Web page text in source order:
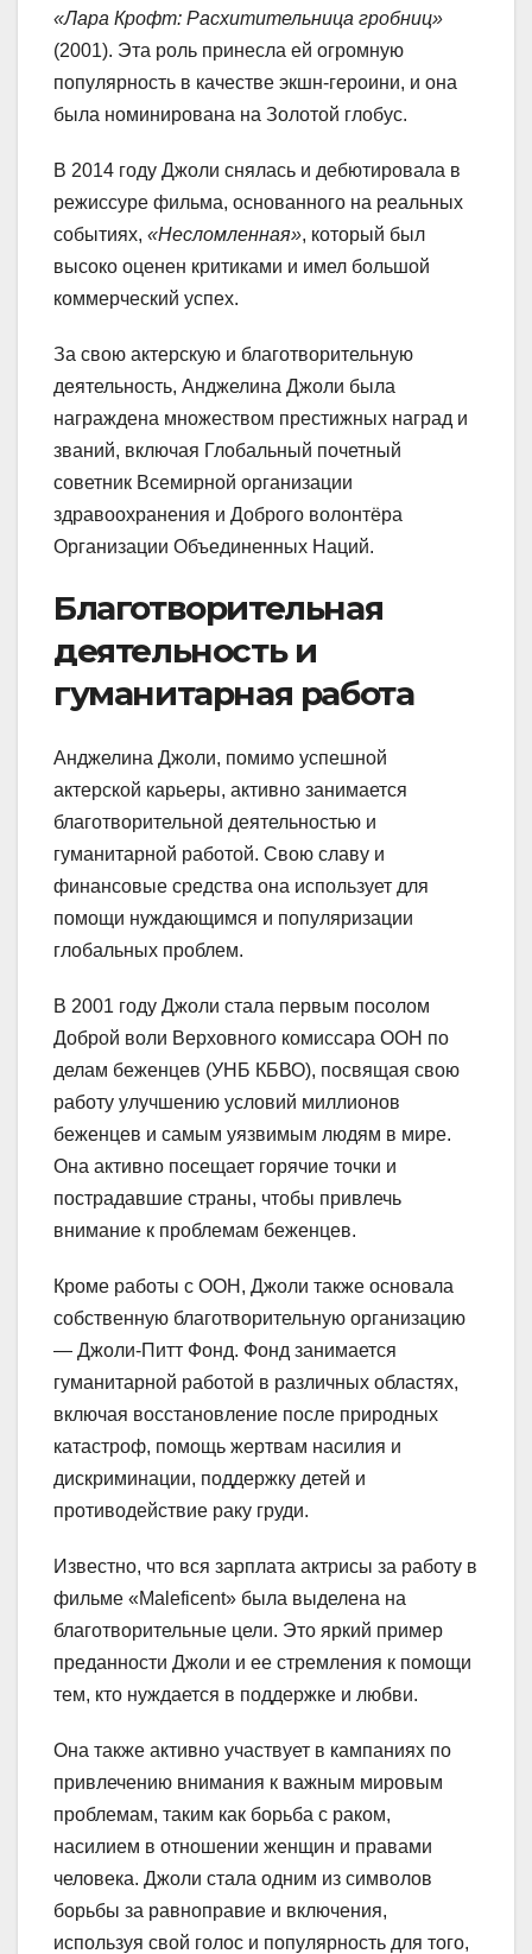
«Лара Крофт: Расхитительница гробниц»
(2001). Эта роль принесла ей огромную
популярность в качестве экшн-героини, и она
была номинирована на Золотой глобус.
В 2014 году Джоли снялась и дебютировала в
режиссуре фильма, основанного на реальных
событиях, «Несломленная», который был
высоко оценен критиками и имел большой
коммерческий успех.
За свою актерскую и благотворительную
деятельность, Анджелина Джоли была
награждена множеством престижных наград и
званий, включая Глобальный почетный
советник Всемирной организации
здравоохранения и Доброго волонтёра
Организации Объединенных Наций.
Благотворительная
деятельность и
гуманитарная работа
Анджелина Джоли, помимо успешной
актерской карьеры, активно занимается
благотворительной деятельностью и
гуманитарной работой. Свою славу и
финансовые средства она использует для
помощи нуждающимся и популяризации
глобальных проблем.
В 2001 году Джоли стала первым посолом
Доброй воли Верховного комиссара ООН по
делам беженцев (УНБ КБВО), посвящая свою
работу улучшению условий миллионов
беженцев и самым уязвимым людям в мире.
Она активно посещает горячие точки и
пострадавшие страны, чтобы привлечь
внимание к проблемам беженцев.
Кроме работы с ООН, Джоли также основала
собственную благотворительную организацию
— Джоли-Питт Фонд. Фонд занимается
гуманитарной работой в различных областях,
включая восстановление после природных
катастроф, помощь жертвам насилия и
дискриминации, поддержку детей и
противодействие раку груди.
Известно, что вся зарплата актрисы за работу в
фильме «Maleficent» была выделена на
благотворительные цели. Это яркий пример
преданности Джоли и ее стремления к помощи
тем, кто нуждается в поддержке и любви.
Она также активно участвует в кампаниях по
привлечению внимания к важным мировым
проблемам, таким как борьба с раком,
насилием в отношении женщин и правами
человека. Джоли стала одним из символов
борьбы за равноправие и включения,
используя свой голос и популярность для того,